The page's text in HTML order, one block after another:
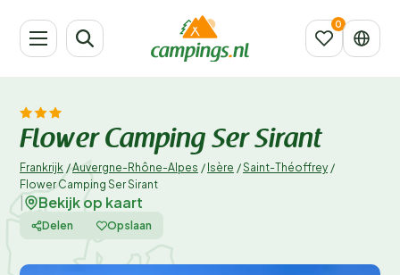
Flower Camping Ser Sirant
Frankrijk /Auvergne-Rhône-Alpes / Isère /Saint-Théoffrey /
Flower Camping Ser Sirant
Bekijk op kaart
Delen Opslaan